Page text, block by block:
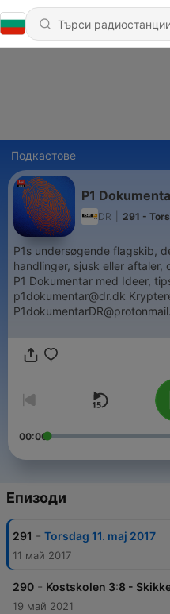
Подкастове
P1
DR 291 -
P1s undersøgende flagskib,
handlinger, sjusk eller aftaler, der
P1 Dokumentar med Ideer,
p1dokumentar@dr.dk
Krypteret besked via appen
Podcastserier.
00:00
Епизоди
291 - Torsdag 11. maj 2017
11 май 2017
290 - Kostskolen 3:8 -
19 май 2021